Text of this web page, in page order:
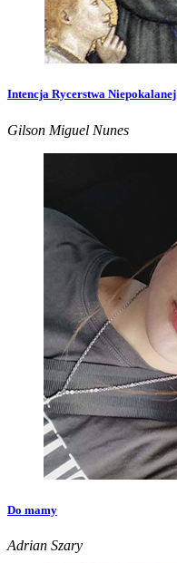
Intencja Rycerstwa Niepokalanej
Gilson Miguel Nunes
Do mamy
Adrian Szary